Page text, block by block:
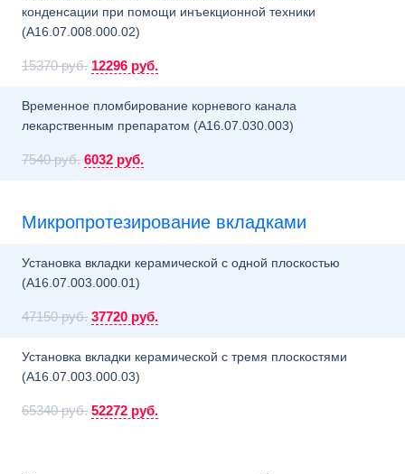
конденсации при помощи инъекционной техники
(A16.07.008.000.02)
15370 руб. 12296 руб.
Временное пломбирование корневого канала
лекарственным препаратом (A16.07.030.003)
7540 руб. 6032 руб.
Микропротезирование вкладками
Установка вкладки керамической с одной плоскостью
(A16.07.003.000.01)
47150 руб. 37720 руб.
Установка вкладки керамической с тремя плоскостями
(A16.07.003.000.03)
65340 руб. 52272 руб.